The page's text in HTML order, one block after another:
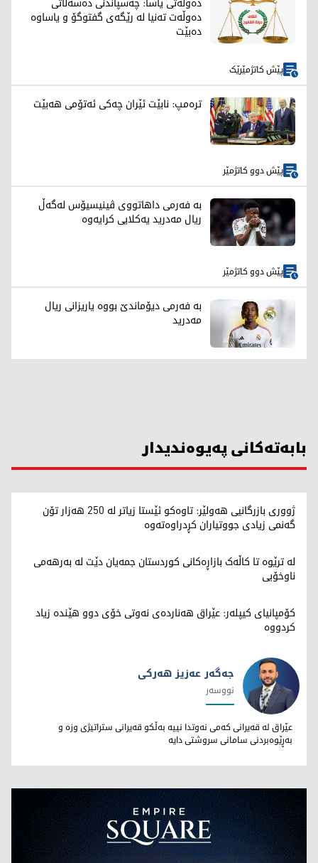
دەوڵەت تەنیا لە رێگەی گفتوگۆ و یاساوە
دەبێت
پێش کاتژمێرێک
ترەمپ: نابێت ئێران چەکی ئەتۆمی هەبێت
پێش دوو کاتژمێر
بە فەرمی داهاتووی ڤینیسیۆس لەگەڵ
ریال مەدرید یەکلایی کرایەوە
پێش دوو کاتژمێر
بە فەرمی دیۆماندێ بووە یاریزانی ریال
مەدرید
بابەتەکانی پەیوەندیدار
ژووری بازرگانیی هەولێر: تاوەکو ئێستا زیاتر لە 250 هەزار تۆن
گەنمی زیادی جووتیاران کڕدراوەتەوە
لە ترێوە تا کاڵەک بازاڕەکانی کوردستان جمەیان دێت لە بەرهەمی
ناوخۆیی
کۆمپانیای کیپلەر: عێراق هەناردەی نەوتی خۆی دوو هێندە زیاد
کردووە
جەگەر عەزیز هەرکی
جەگەر عەزیز هەرکی
نووسەر
عێراق لە قەیرانی کەمی نەوتدا نییە بەڵکو قەیرانی ستراتیژی وزە و
بەڕێوەبردنی سامانی سروشتی دایە